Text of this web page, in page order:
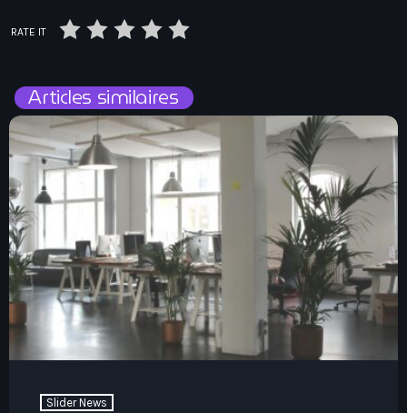
RATE IT
Articles similaires
Slider News